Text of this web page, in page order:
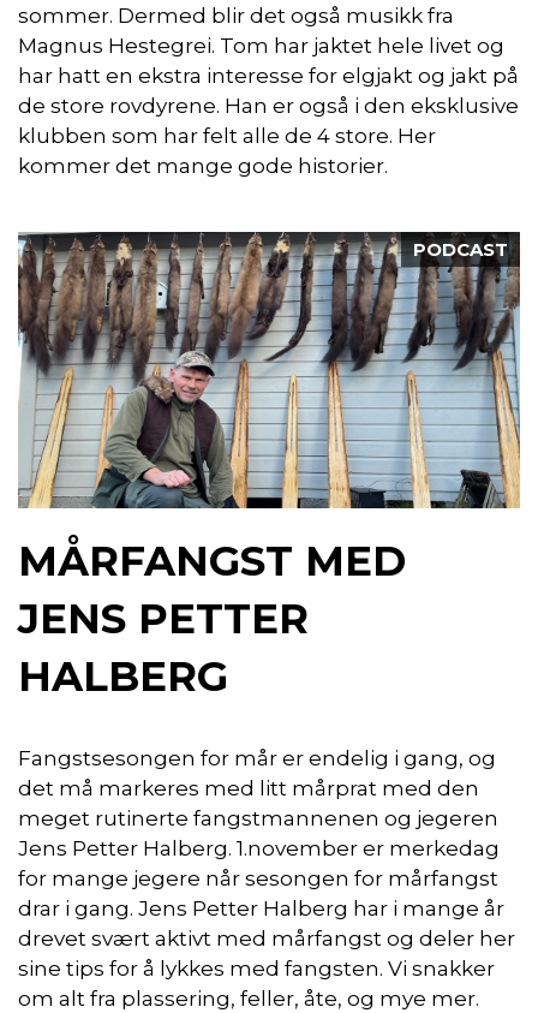
sommer. Dermed blir det også musikk fra
Magnus Hestegrei. Tom har jaktet hele livet og
har hatt en ekstra interesse for elgjakt og jakt på
de store rovdyrene. Han er også i den eksklusive
klubben som har felt alle de 4 store. Her
kommer det mange gode historier.
PODCAST
MÅRFANGST MED
JENS PETTER
HALBERG
Fangstsesongen for mår er endelig i gang, og
det må markeres med litt mårprat med den
meget rutinerte fangstmannenen og jegeren
Jens Petter Halberg. 1.november er merkedag
for mange jegere når sesongen for mårfangst
drar i gang. Jens Petter Halberg har i mange år
drevet svært aktivt med mårfangst og deler her
sine tips for å lykkes med fangsten. Vi snakker
om alt fra plassering, feller, åte, og mye mer.